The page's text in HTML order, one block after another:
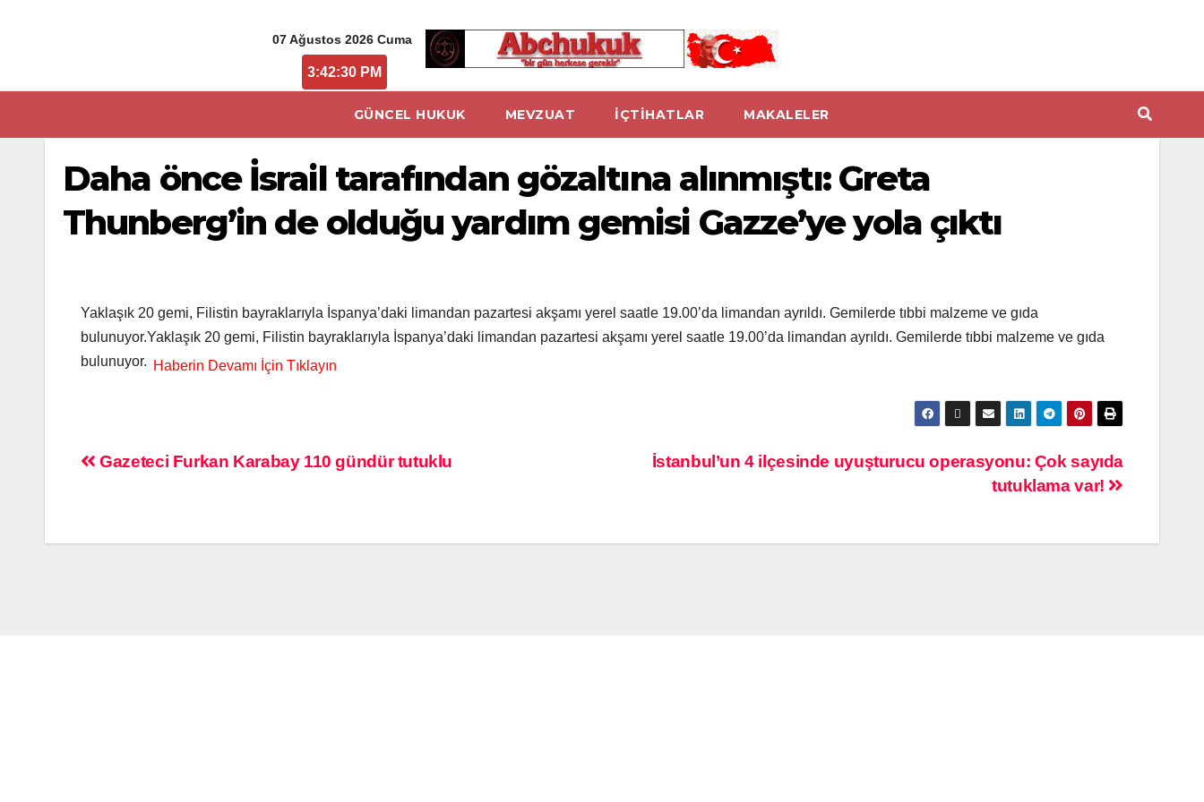
07 Ağustos 2026 Cuma
3:42:30 PM
GÜNCEL HUKUK MEVZUAT İÇTİHATLAR MAKALELER
Daha önce İsrail tarafından gözaltına alınmıştı: Greta
Thunberg’in de olduğu yardım gemisi Gazze’ye yola çıktı
Yaklaşık 20 gemi, Filistin bayraklarıyla İspanya’daki limandan pazartesi akşamı yerel saatle 19.00’da limandan ayrıldı. Gemilerde tıbbi malzeme ve gıda
bulunuyor.Yaklaşık 20 gemi, Filistin bayraklarıyla İspanya’daki limandan pazartesi akşamı yerel saatle 19.00’da limandan ayrıldı. Gemilerde tıbbi malzeme ve gıda
bulunuyor.
İstanbul’un 4 ilçesinde uyuşturucu operasyonu: Çok sayıda
tutuklama var!
Gazeteci Furkan Karabay 110 gündür tutuklu